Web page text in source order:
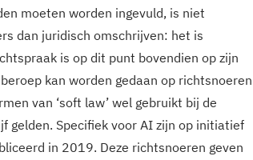
moeten worden ingevuld, is niet
dan juridisch omschrijven: het is
is op dit punt bovendien op zijn
kan worden gedaan op richtsnoeren
van ‘soft law’ wel gebruikt bij de
gelden. Specifiek voor AI zijn op initiatief
in 2019. Deze richtsnoeren geven